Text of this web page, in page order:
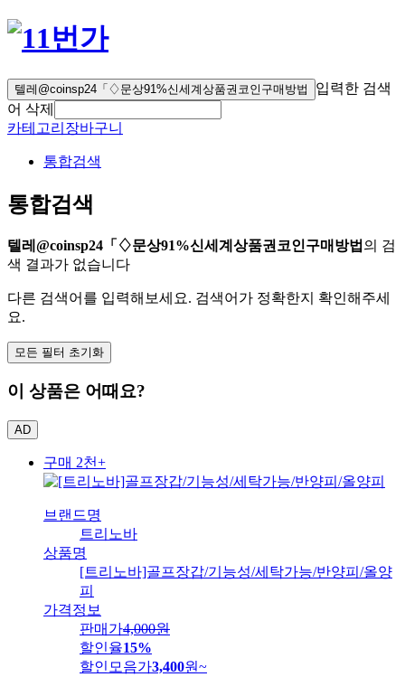
텔레@coinsp24「♢문상91%신세계상품권코인구매방법
입력한 검색
어 삭제
카테고리 장바구니
통합검색
통합검색
텔레@coinsp24「♢문상91%신세계상품권코인구매방법 의 검
색 결과가 없습니다
다른 검색어를 입력해보세요. 검색어가 정확한지 확인해주세
요.
모든 필터 초기화
이 상품은 어때요?
AD
구매 2천+
브랜드명
트리노바
상품명
[트리노바]골프장갑/기능성/세탁가능/반양피/올양
피
가격정보
판매가4,000원
할인율15%
할인모음가3,400원~